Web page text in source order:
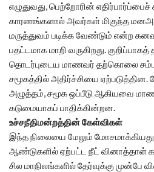
எழுதுவது, பெற்றோரின்
காரணங்களால் அவர்கள் மிகுந்த
மருத்துவம் படிக்க வேண்டும் என்ற
பதட்டமாக மாறி வருகிறது.
தொடர்புடைய மாணவர் தற்கொலை
சமூகத்தில் அதிர்ச்சியை ஏற்படுத்தின.
அழுத்தம், சமூக ஒப்பீடு ஆகியவை
கடுமையாகப் பாதிக்கின்றன.
உச்சநீதிமன்றத்தின் கேள்விகள்
இந்த நிலையை மேலும் மோசமாக்கியது
ஆண்டுகளில் ஏற்பட்ட நீட் வினாத்தாள்
சில மாநிலங்களில் தேர்வுக்கு முன்பே